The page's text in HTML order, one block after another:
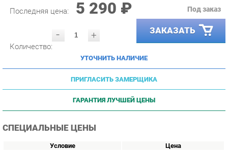
- + ЗАКАЗАТЬ
УТОЧНИТЬ НАЛИЧИЕ
ПРИГЛАСИТЬ ЗАМЕРЩИКА
ГАРАНТИЯ ЛУЧШЕЙ ЦЕНЫ
СПЕЦИАЛЬНЫЕ ЦЕНЫ
От 12 ед.
5 064 ₽